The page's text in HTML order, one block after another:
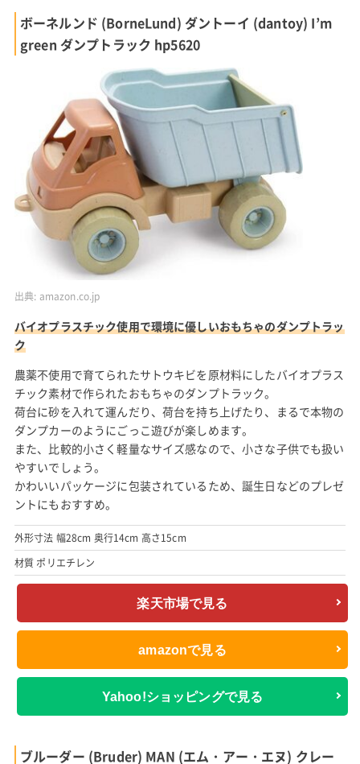
出典:楽天市場
リサイクルした素材を使った環境にも優しいおもちゃのダンプト
カルフォルニア発のグリーントイズが手掛けるダンプトラックの
おもちゃは、子供らしいカラフルな色合いが魅力。
アメリカ国内で使用されているプラスチックの牛乳容器をリサイ
クルして作られていて、環境にも配慮されています。
手軽に持ち歩けるサイズ感で汚れたら丸洗いできるため、砂場や
ビーチでも楽しく遊べるでしょう。
もちろん耐久性にも優れています。
外形寸法 幅25.4cm 奥行19cm 高さ18.1cm
材質 高密度ポリエチレン
楽天市場で見る
amazonで見る
Yahoo!ショッピングで見る
ボーネルンド (BorneLund) ダントーイ (dantoy) I’m
green ダンプトラック hp5620
出典:amazon.co.jp